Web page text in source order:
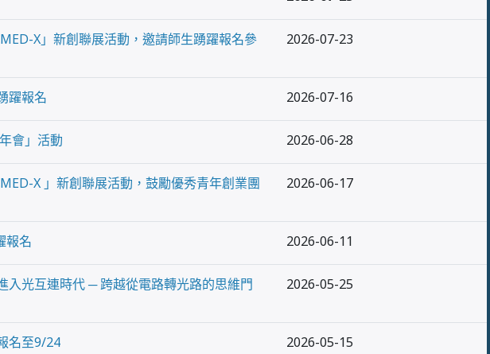
X」新創聯展活動，邀請師生踴躍報名參
2026-07-23
躍報名 2026-07-16
會」活動 2026-06-28
X 」新創聯展活動，鼓勵優秀青年創業團
2026-06-17
報名 2026-06-11
入光互連時代 ─ 跨越從電路轉光路的思維門
2026-05-25
名至9/24 2026-05-15